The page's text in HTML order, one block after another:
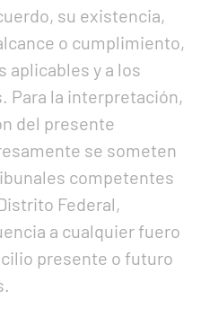
su existencia,
o cumplimiento,
aplicables y a los
Para la interpretación,
del presente
se someten
competentes
Federal,
a cualquier fuero
presente o futuro